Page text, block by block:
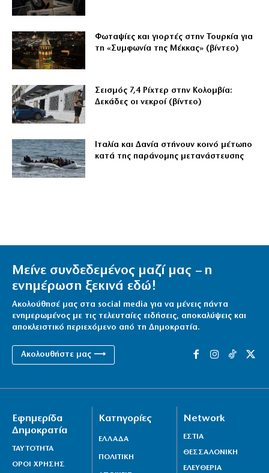
Φωταψίες και γιορτές στην Τουρκία για
τη «Συμφωνία της Μέκκας» (βίντεο)
Σεισμός 7,4 Ρίχτερ στην Κολομβία:
Δεκάδες οι νεκροί (βίντεο)
Ιταλία και Δανία στήνουν κοινό μέτωπο
κατά της παράνομης μετανάστευσης
Μείνε συνδεδεμένος μαζί μας – η
ενημέρωση ξεκινά εδώ!
Ακολούθησέ μας στα social media για να μένεις πάντα
ενημερωμένος με τις τελευταίες ειδήσεις, αποκαλύψεις και
αποκλειστικό περιεχόμενο από τη Δημοκρατία.
Ακολουθήστε μας ⟶
Εφημερίδα
Δημοκρατία
ΤΑΥΤΟΤΗΤΑ
ΟΡΟΙ ΧΡΗΣΗΣ
Κατηγορίες
ΕΛΛΑΔΑ
ΠΟΛΙΤΙΚΗ
Network
ΕΣΤΙΑ
ΘΕΣΣΑΛΟΝΙΚΗ
ΕΛΕΥΘΕΡΙΑ